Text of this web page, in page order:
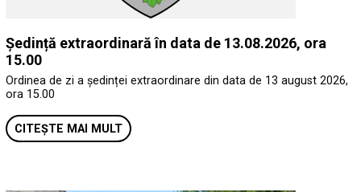
Ședință extraordinară în data de 13.08.2026, ora
15.00
Ordinea de zi a ședinței extraordinare din data de 13 august 2026,
ora 15.00
CITEȘTE MAI MULT